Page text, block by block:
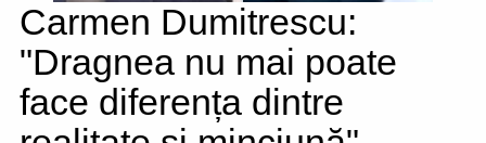
Carmen Dumitrescu:
"Dragnea nu mai poate
face diferența dintre